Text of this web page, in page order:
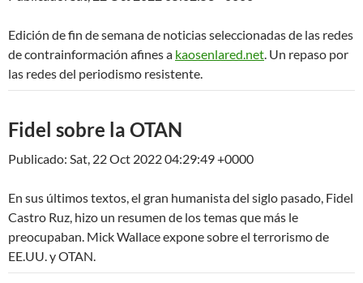
Edición de fin de semana de noticias seleccionadas de las redes
de contrainformación afines a kaosenlared.net. Un repaso por
las redes del periodismo resistente.
Fidel sobre la OTAN
Publicado: Sat, 22 Oct 2022 04:29:49 +0000
En sus últimos textos, el gran humanista del siglo pasado, Fidel
Castro Ruz, hizo un resumen de los temas que más le
preocupaban. Mick Wallace expone sobre el terrorismo de
EE.UU. y OTAN.